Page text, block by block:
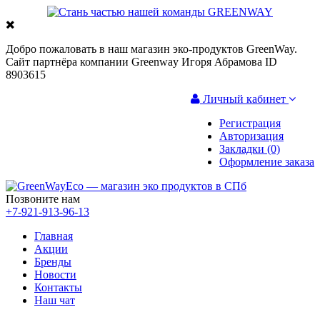
Добро пожаловать в наш магазин эко-продуктов GreenWay.
Сайт партнёра компании Greenway Игоря Абрамова ID
8903615
Личный кабинет
Регистрация
Авторизация
Закладки (0)
Оформление заказа
Позвоните нам
+7-921-913-96-13
Главная
Акции
Бренды
Новости
Контакты
Наш чат